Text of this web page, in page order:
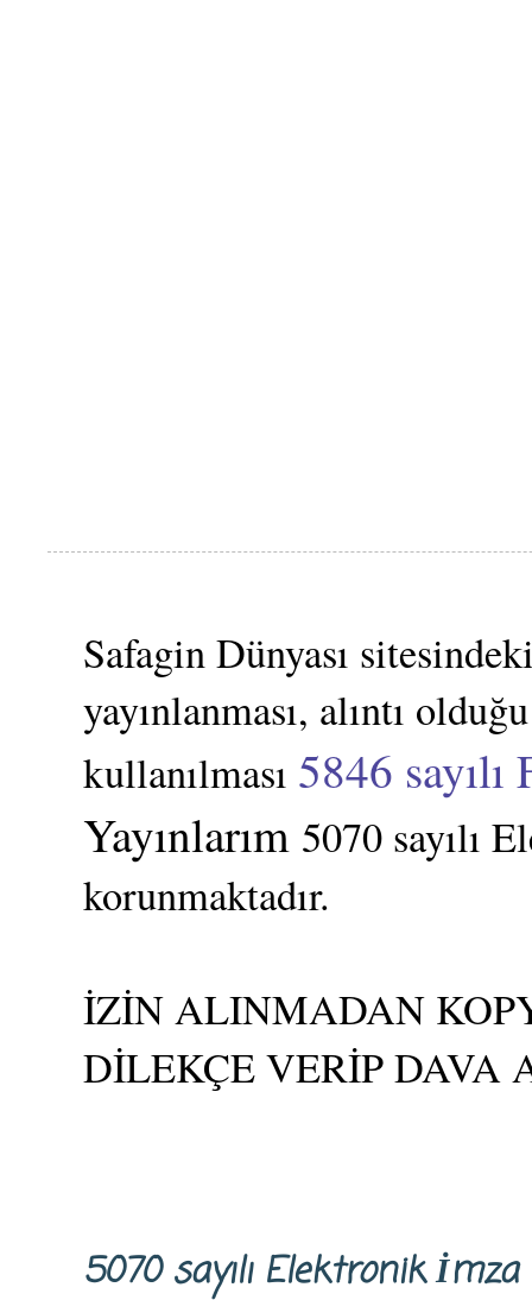
Safagin Dünyası
yayınlanması, alıntı
kullanılması 5846 sayılı
Yayınlarım 5070 sayılı
korunmaktadır.
İZİN ALINMADAN
DİLEKÇE VERİP
5070 sayılı Elektronik